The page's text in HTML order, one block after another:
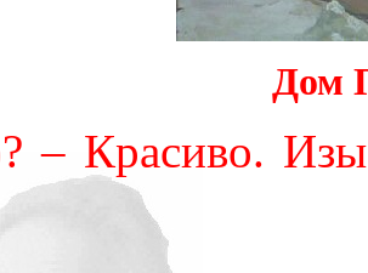
Дом
– Красиво.